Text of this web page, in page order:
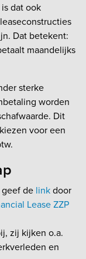
dat ook
Dat betekent:
maandelijks
sterke
worden
Dit
voor een
de linkdoor
Lease ZZP
zij kijken o.a.
en